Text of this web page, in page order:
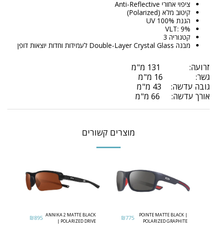
ציפוי אחורי Anti-Reflective
קיטוב מלא (Polarized)
הגנת 100% UV
VLT: 9%
קטגוריה 3
מבנה Double-Layer Crystal Glass לעמידות וחדות יוצאות דופן
זרועה: 131 מ"מ
גשר: 16 מ"מ
גובה עדשה: 43 מ"מ
אורך עדשה: 66 מ"מ
מוצרים קשורים
POINTE MATTE BLACK |
POLARIZED GRAPHITE
₪775
ANNIKA 2 MATTE BLACK
| POLARIZED DRIVE
₪895